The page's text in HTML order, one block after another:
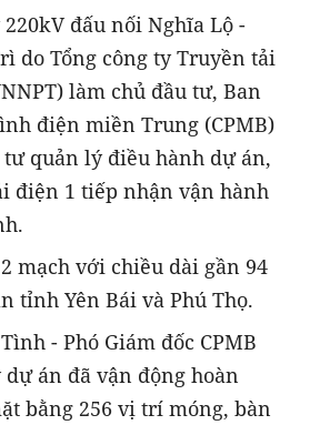
đấu nối Nghĩa Lộ -
do Tổng công ty Truyền tải
làm chủ đầu tư, Ban
điện miền Trung (CPMB)
quản lý điều hành dự án,
điện 1 tiếp nhận vận hành
mạch với chiều dài gần 94
tỉnh Yên Bái và Phú Thọ.
- Phó Giám đốc CPMB
án đã vận động hoàn
bằng 256 vị trí móng, bàn